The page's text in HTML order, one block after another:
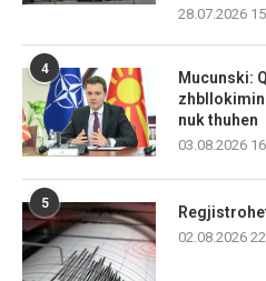
28.07.2026
4
Mucunski:
nuk thuhen
03.08.2026
5
02.08.2026